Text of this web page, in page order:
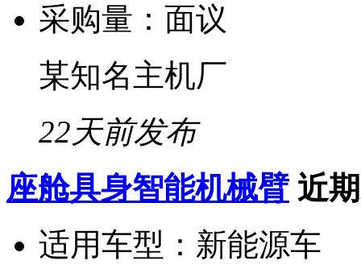
采购量： 面议
某知名主机厂
22天前发布
座舱具身智能机械臂 近
适用车型： 新能源车